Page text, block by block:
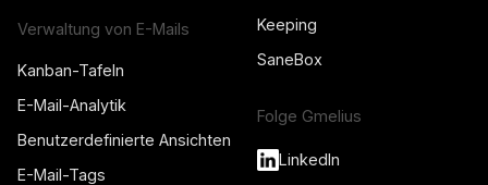
Verwaltung von E-Mails
Kanban-Tafeln
E-Mail-Analytik
Benutzerdefinierte Ansichten
E-Mail-Tags
Keeping
SaneBox
Folge Gmelius
LinkedIn